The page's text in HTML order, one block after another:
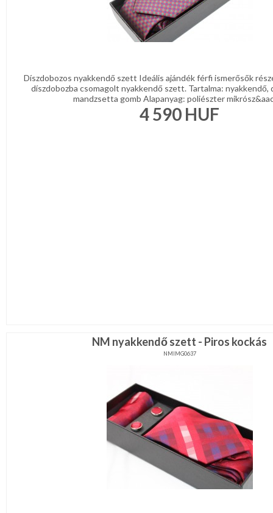
Díszdobozos nyakkendő szett Ideális ajándék férfi ismerősők
díszdobozba csomagolt nyakkendő szett. Tartalma: nyakkendő,
mandzsetta gomb Alapanyag: poliészter
4 590 HUF
NM nyakkendő szett - Piros kockás
NMIMG0637